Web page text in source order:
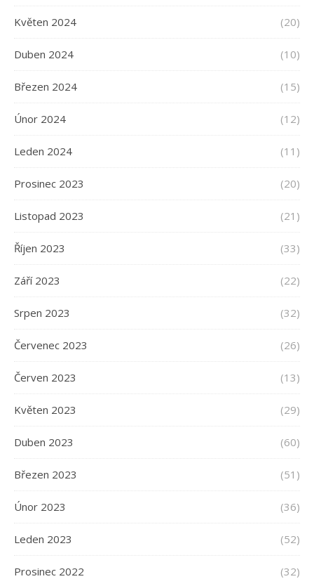
Květen 2024 (20)
Duben 2024 (10)
Březen 2024 (15)
Únor 2024 (12)
Leden 2024 (11)
Prosinec 2023 (20)
Listopad 2023 (21)
Říjen 2023 (33)
Září 2023 (22)
Srpen 2023 (32)
Červenec 2023 (26)
Červen 2023 (13)
Květen 2023 (29)
Duben 2023 (60)
Březen 2023 (51)
Únor 2023 (36)
Leden 2023 (52)
Prosinec 2022 (32)